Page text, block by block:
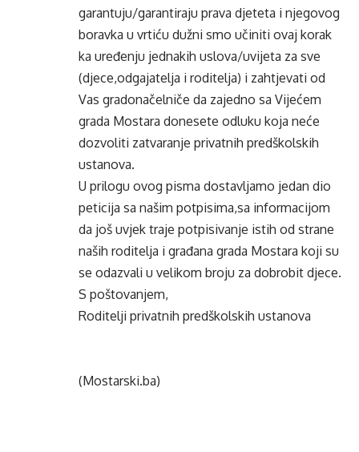
garantuju/garantiraju prava djeteta i njegovog
boravka u vrtiću dužni smo učiniti ovaj korak
ka uređenju jednakih uslova/uvijeta za sve
(djece,odgajatelja i roditelja) i zahtjevati od
Vas gradonačelniče da zajedno sa Vijećem
grada Mostara donesete odluku koja neće
dozvoliti zatvaranje privatnih predškolskih
ustanova.
U prilogu ovog pisma dostavljamo jedan dio
peticija sa našim potpisima,sa informacijom
da još uvjek traje potpisivanje istih od strane
naših roditelja i građana grada Mostara koji su
se odazvali u velikom broju za dobrobit djece.
S poštovanjem,
Roditelji privatnih predškolskih ustanova
(Mostarski.ba)